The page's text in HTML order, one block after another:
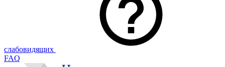
слабовидящих
FAQ